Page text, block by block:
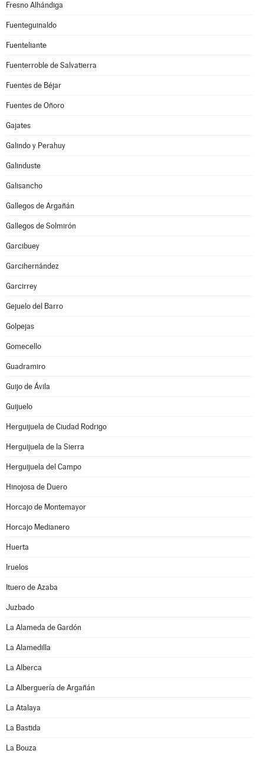
Fresno Alhándiga
Fuenteguinaldo
Fuenteliante
Fuenterroble de Salvatierra
Fuentes de Béjar
Fuentes de Oñoro
Gajates
Galindo y Perahuy
Galinduste
Galisancho
Gallegos de Argañán
Gallegos de Solmirón
Garcibuey
Garcihernández
Garcirrey
Gejuelo del Barro
Golpejas
Gomecello
Guadramiro
Guijo de Ávila
Guijuelo
Herguijuela de Ciudad Rodrigo
Herguijuela de la Sierra
Herguijuela del Campo
Hinojosa de Duero
Horcajo de Montemayor
Horcajo Medianero
Huerta
Iruelos
Ituero de Azaba
Juzbado
La Alameda de Gardón
La Alamedilla
La Alberca
La Alberguería de Argañán
La Atalaya
La Bastida
La Bouza